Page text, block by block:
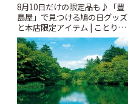
8月10日だけの限定品も♪「豊
島屋」で見つける鳩の日グッズ
と本店限定アイテム | ことりっ
ぷ